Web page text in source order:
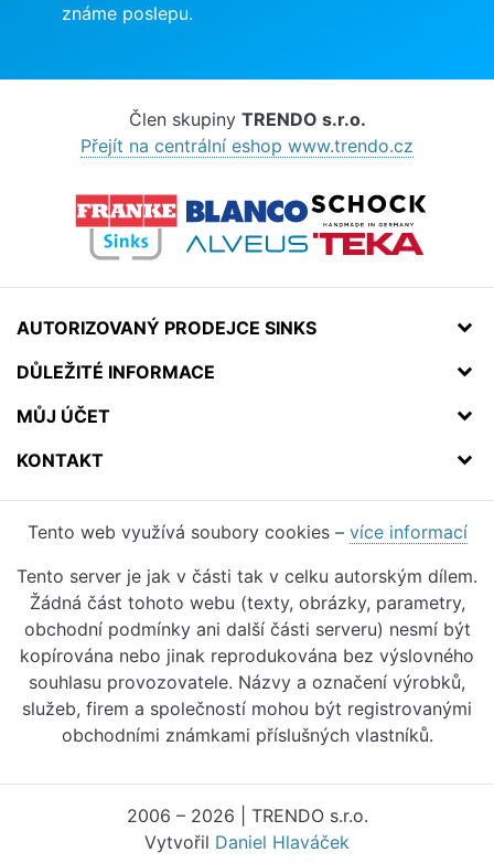
známe poslepu.
Člen skupiny TRENDO s.r.o.
Přejít na centrální eshop www.trendo.cz
AUTORIZOVANÝ PRODEJCE SINKS
DŮLEŽITÉ INFORMACE
MŮJ ÚČET
KONTAKT
Tento web využívá soubory cookies – více informací
Tento server je jak v části tak v celku autorským dílem.
Žádná část tohoto webu (texty, obrázky, parametry,
obchodní podmínky ani další části serveru) nesmí být
kopírována nebo jinak reprodukována bez výslovného
souhlasu provozovatele. Názvy a označení výrobků,
služeb, firem a společností mohou být registrovanými
obchodními známkami příslušných vlastníků.
2006 – 2026 | TRENDO s.r.o.
Vytvořil Daniel Hlaváček